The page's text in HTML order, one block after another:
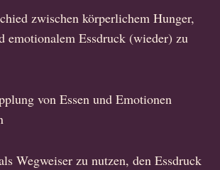
zwischen körperlichem Hunger,
emotionalem Essdruck (wieder) zu
von Essen und Emotionen
Wegweiser zu nutzen, den Essdruck